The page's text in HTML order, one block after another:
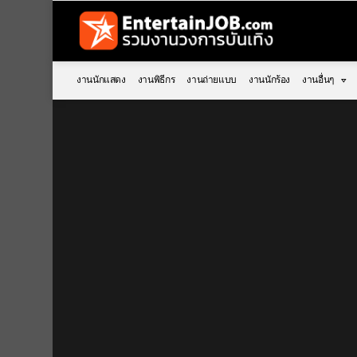
งานนักแสดง งานพิธีกร งานถ่ายแบบ งานนักร้อง งานอื่นๆ